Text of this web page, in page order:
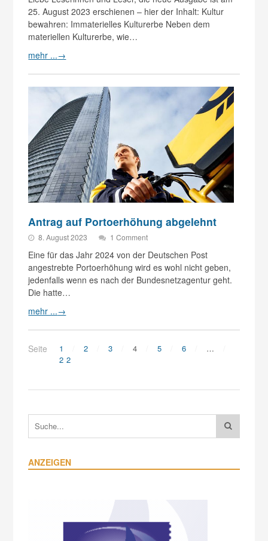
25. August 2023 erschienen – hier der Inhalt: Kultur
bewahren: Immaterielles Kulturerbe Neben dem
materiellen Kulturerbe, wie…
mehr ...→
Antrag auf Portoerhöhung abgelehnt
8. August 2023 1 Comment
Eine für das Jahr 2024 von der Deutschen Post
angestrebte Portoerhöhung wird es wohl nicht geben,
jedenfalls wenn es nach der Bundesnetzagentur geht.
Die hatte…
mehr ...→
Seite 1 2 3 4 5 6
…
22
ANZEIGEN